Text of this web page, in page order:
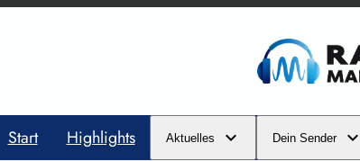
Start Highlights Aktuelles Dein Sender